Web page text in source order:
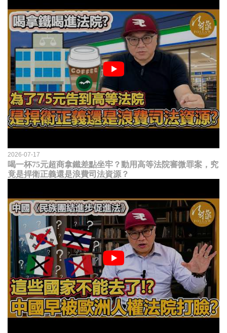
2026-07-17
喝一杯75元超商拿鐵差點坐牢？動用高等法院審微罪案，究
竟是捍衛正義還是浪費司法資源？